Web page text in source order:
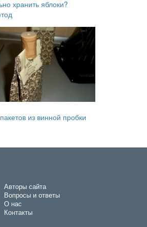
хранить яблоки?
из винной пробки
Авторы сайта
Вопросы и ответы
О нас
Контакты